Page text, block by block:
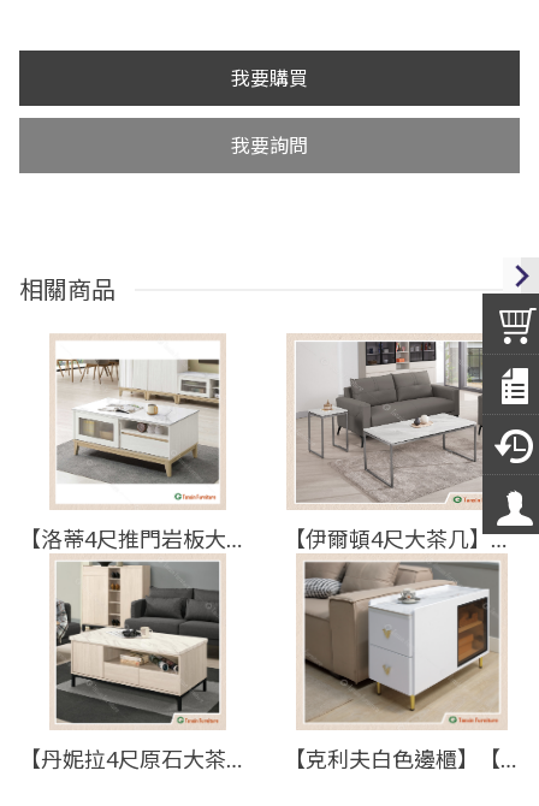
我要購買
我要詢問
相關商品
【洛蒂4尺推門岩板大茶几】【2025-J260-4】【添興家具】 【伊爾頓4尺大茶几】【2025-B1465-1】【添興家具】
【丹妮拉4尺原石大茶几】【2025-B1450-2】【添興家具】 【克利夫白色邊櫃】【2025-HYB329-02】【添興家具】